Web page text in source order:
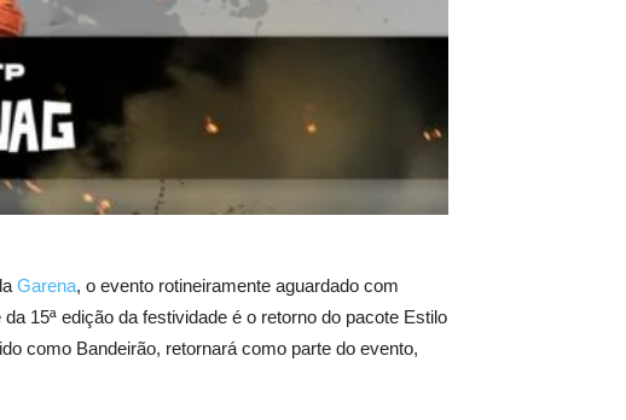
Garena, o evento rotineiramente aguardado com
15ª edição da festividade é o retorno do pacote Estilo
como Bandeirão, retornará como parte do evento,